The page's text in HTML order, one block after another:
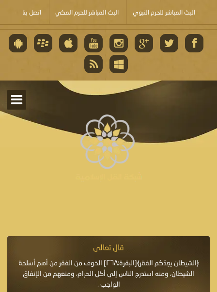
البث المباشر للحرم النبوي البث المباشر للحرم المكي اتصل بنا
قال تعالى
﴿الشيطان يعِدُكم الفقر﴾[البقرة:٢٦٨] الخوف من الفقر من أهم أسلحة
الشيطان، ومنه استدرج الناس إلى أكل الحرام، ومنعهم من الإنفاق
الواجب .